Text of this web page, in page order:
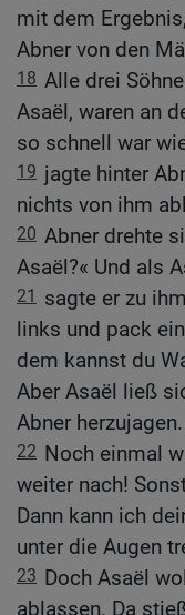
mit dem
Abner von den
18 Alle drei
Asaël, waren an
so schnell war
19 jagte hinter
nichts von ihm
20 Abner drehte
Asaël?« Und als
21
sagte er zu
links und pack
dem kannst du
Aber Asaël ließ
Abner herzujagen.
22 Noch einmal
weiter nach!
Dann kann ich
unter die Augen
23 Doch Asaël
ablassen. Da